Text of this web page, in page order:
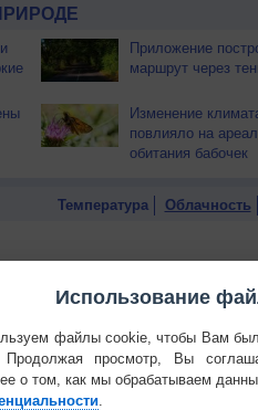
Приложение
маршрут через
Изменение
повлияло на ареал
обитания бабочек
Температура Облачность
Использование
файлы cookie, чтобы Вам
Продолжая просмотр, Вы
о том, как мы обрабатываем
.